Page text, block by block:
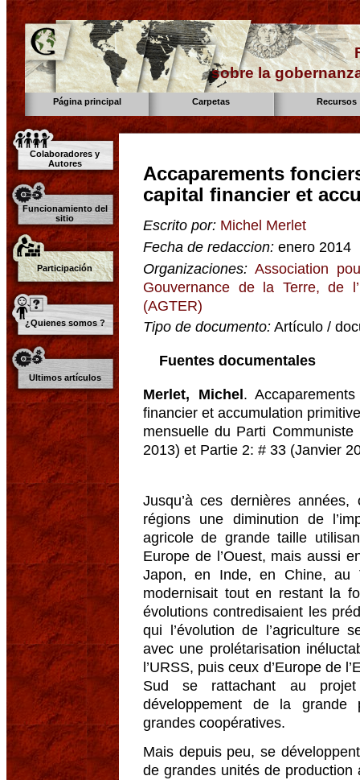
sobre la
Página principal Carpetas Recursos
Colaboradores y
Autores
Funcionamiento del
sitio
Participación
¿Quienes somos ?
Ultimos artículos
Accaparements
capital financier et
Escrito por: Michel Merlet
Fecha de redaccion: enero 2014
Organizaciones: Association
Gouvernance de la Terre, de
(AGTER)
Tipo de documento: Artículo /
Fuentes documentales
Merlet, Michel .
financier et accumulation
mensuelle du Parti
2013) et Partie 2: # 33 (Janvier
Jusqu’à ces dernières
régions une diminution de
agricole de grande taille
Europe de l’Ouest, mais aussi
Japon, en Inde, en Chine, au
modernisait tout en restant la
évolutions contredisaient les
qui l’évolution de l’agriculture
avec une prolétarisation
l’URSS, puis ceux d’Europe de
Sud se rattachant au
développement de la grande
grandes coopératives.
Mais depuis peu, se
de grandes unités de